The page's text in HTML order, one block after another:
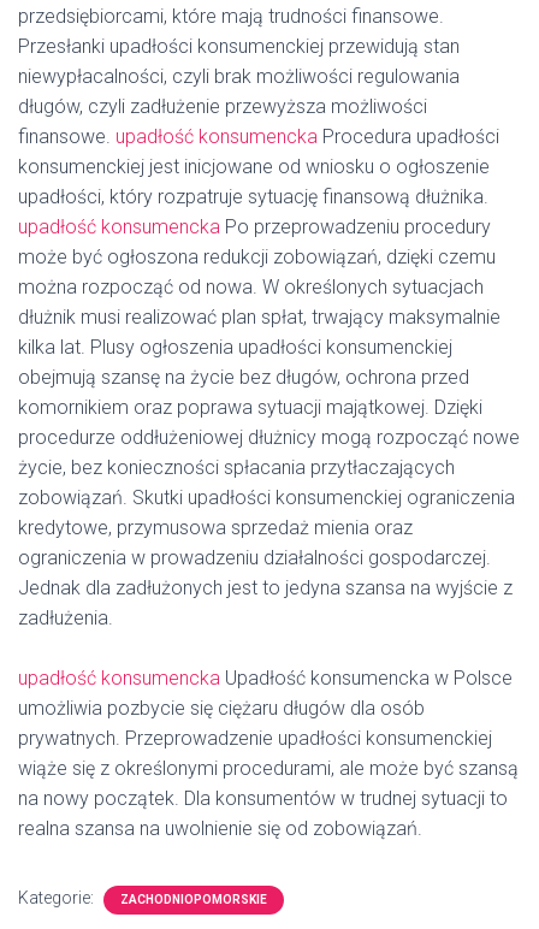
przedsiębiorcami, które mają trudności finansowe.
Przesłanki upadłości konsumenckiej przewidują stan
niewypłacalności, czyli brak możliwości regulowania
długów, czyli zadłużenie przewyższa możliwości
finansowe. upadłość konsumencka Procedura upadłości
konsumenckiej jest inicjowane od wniosku o ogłoszenie
upadłości, który rozpatruje sytuację finansową dłużnika.
upadłość konsumencka Po przeprowadzeniu procedury
może być ogłoszona redukcji zobowiązań, dzięki czemu
można rozpocząć od nowa. W określonych sytuacjach
dłużnik musi realizować plan spłat, trwający maksymalnie
kilka lat. Plusy ogłoszenia upadłości konsumenckiej
obejmują szansę na życie bez długów, ochrona przed
komornikiem oraz poprawa sytuacji majątkowej. Dzięki
procedurze oddłużeniowej dłużnicy mogą rozpocząć nowe
życie, bez konieczności spłacania przytłaczających
zobowiązań. Skutki upadłości konsumenckiej ograniczenia
kredytowe, przymusowa sprzedaż mienia oraz
ograniczenia w prowadzeniu działalności gospodarczej.
Jednak dla zadłużonych jest to jedyna szansa na wyjście z
zadłużenia.
upadłość konsumencka Upadłość konsumencka w Polsce
umożliwia pozbycie się ciężaru długów dla osób
prywatnych. Przeprowadzenie upadłości konsumenckiej
wiąże się z określonymi procedurami, ale może być szansą
na nowy początek. Dla konsumentów w trudnej sytuacji to
realna szansa na uwolnienie się od zobowiązań.
Kategorie: ZACHODNIOPOMORSKIE